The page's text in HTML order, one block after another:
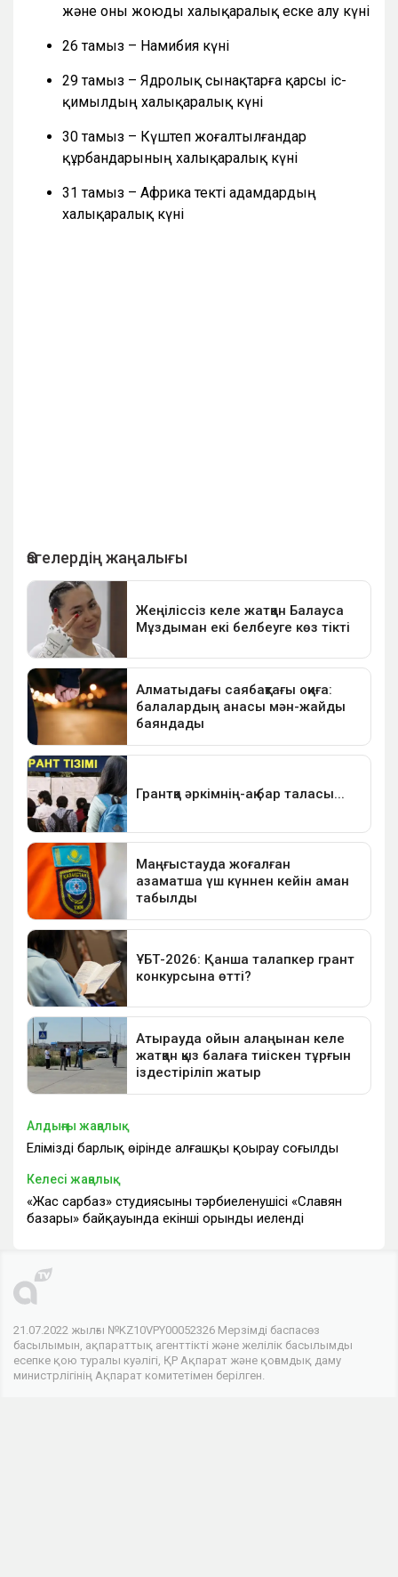
және оны жоюды халықаралық еске алу күні
26 тамыз – Намибия күні
29 тамыз – Ядролық сынақтарға қарсы іс-
қимылдың халықаралық күні
30 тамыз – Күштеп жоғалтылғандар
құрбандарының халықаралық күні
31 тамыз – Африка текті адамдардың
халықаралық күні
Алдыңғы жаңалық
Еліміздің барлық өңірінде алғашқы қоңырау соғылды
Келесі жаңалық
«Жас сарбаз» студиясының тәрбиеленушісі «Славян
базары» байқауында екінші орынды иеленді
21.07.2022 жылғы №KZ10VPY00052326 Мерзімді баспасөз
басылымын, ақпараттық агенттікті және желілік басылымды
есепке қою туралы куәлігі, ҚР Ақпарат және қоғамдық даму
министрлігінің Ақпарат комитетімен берілген.